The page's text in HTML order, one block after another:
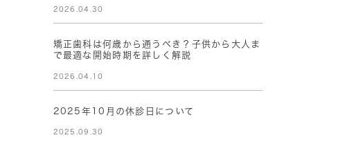
2026.04.30
矯正歯科は何歳から通うべき？子供から大人ま
で最適な開始時期を詳しく解説
2026.04.10
2025年10月の休診日について
2025.09.30